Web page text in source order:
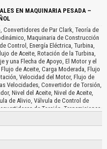
EN MAQUINARIA PESADA –
de Par Clark, Teoría de
Maquinaria de Construcción
Control, Energía Eléctrica, Turbina,
de Aceite, Rotación de la Turbina,
y una Flecha de Apoyo, El Motor y el
de Aceite, Carga Moderada, Flujo
Velocidad del Motor, Flujo de
Velocidades, Convertidor de Torsión,
Nivel del Aceite, Nivel de Aceite,
de Alivio, Válvula de Control de
de Torsión, Transmisiones
Procedimientos para Localización de
Transmisión y las Líneas de Conexión,
Causas de Calentamiento, Bajo Nivel
Carga Baja en el Flujo de la